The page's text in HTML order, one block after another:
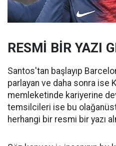
RESMİ BİR YAZI
Santos'tan başlayıp
parlayan ve daha sonra ise
memleketinde kariyerine
temsilcileri ise bu
herhangi bir resmi bir yazı